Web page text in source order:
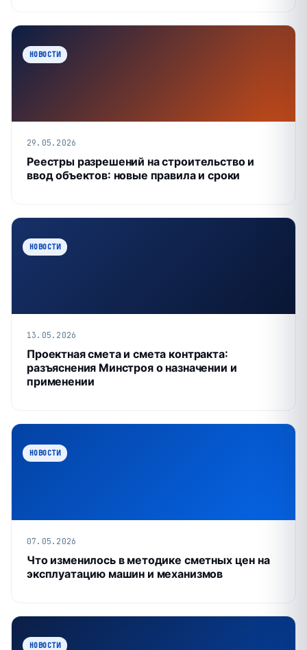
НОВОСТИ
29.05.2026
Реестры разрешений на строительство и
ввод объектов: новые правила и сроки
НОВОСТИ
13.05.2026
Проектная смета и смета контракта:
разъяснения Минстроя о назначении и
применении
НОВОСТИ
07.05.2026
Что изменилось в методике сметных цен на
эксплуатацию машин и механизмов
НОВОСТИ